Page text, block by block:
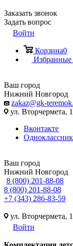
Заказать звонок
Задать вопрос
Войти
Корзина0
Избранные
Ваш город
Нижний Новгород
zakaz@gk-
ул. Вторчермета,
Вконтакте
Ваш город
Нижний Новгород
8 (800) 201-88-08
8 (800) 201-88-08
+7 (343) 286-83-59
ул. Вторчермета,
Войти